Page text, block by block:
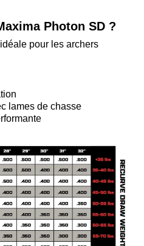
Photon SD ?
pour les archers
lames de chasse